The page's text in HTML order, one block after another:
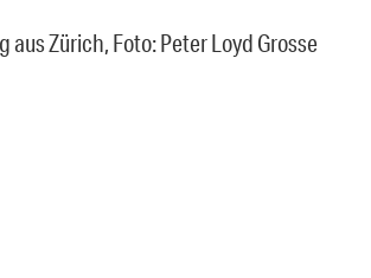
aus Zürich, Foto: Peter Loyd Grosse